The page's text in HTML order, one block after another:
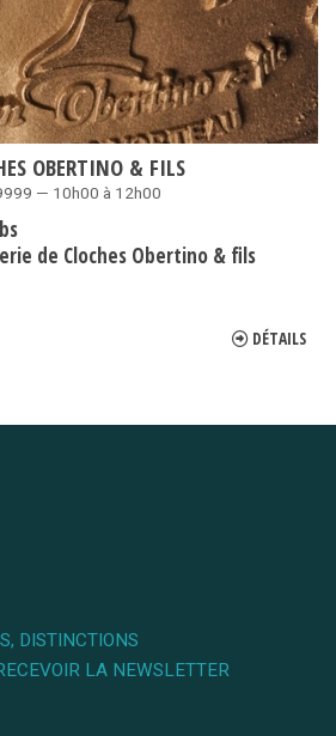
OBERTINO & FILS
— 10h00 à 12h00
de Cloches Obertino & fils
DÉTAILS
DISTINCTIONS
LA NEWSLETTER